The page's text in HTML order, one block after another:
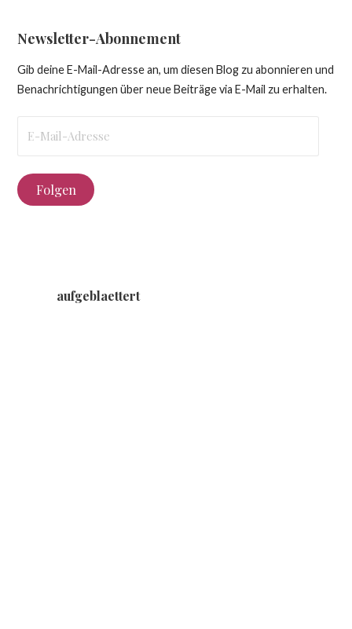
Newsletter-Abonnement
Gib deine E-Mail-Adresse an, um diesen Blog zu abonnieren und
Benachrichtigungen über neue Beiträge via E-Mail zu erhalten.
Mail-
Folgen
aufgeblaettert